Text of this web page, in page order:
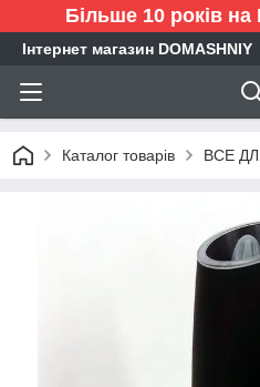
Більше 10 років
Інтернет магазин DOMASHNIY
Каталог товарів ВСЕ